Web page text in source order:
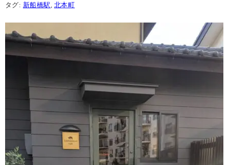
タグ: 新船橋駅 北本町